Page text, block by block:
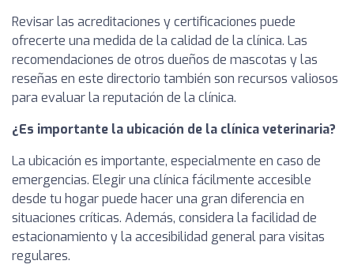
Revisar las acreditaciones y certificaciones puede
ofrecerte una medida de la calidad de la clínica. Las
recomendaciones de otros dueños de mascotas y las
reseñas en este directorio también son recursos valiosos
para evaluar la reputación de la clínica.
¿Es importante la ubicación de la clínica veterinaria?
La ubicación es importante, especialmente en caso de
emergencias. Elegir una clínica fácilmente accesible
desde tu hogar puede hacer una gran diferencia en
situaciones críticas. Además, considera la facilidad de
estacionamiento y la accesibilidad general para visitas
regulares.